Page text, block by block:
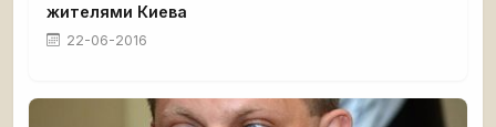
жителями Киева
22-06-2016